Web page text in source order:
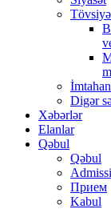
Digər
Xəbərlər
Elanlar
Qəbul
Qəbul
Прием
Kabul